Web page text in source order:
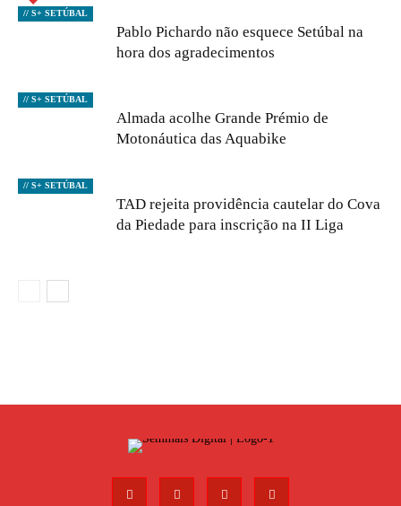
// S+ SETÚBAL
Pablo Pichardo não esquece Setúbal na
hora dos agradecimentos
// S+ SETÚBAL
Almada acolhe Grande Prémio de
Motonáutica das Aquabike
// S+ SETÚBAL
TAD rejeita providência cautelar do Cova
da Piedade para inscrição na II Liga